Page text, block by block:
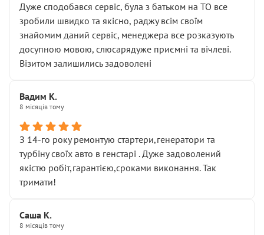
Дуже сподобався сервіс, була з батьком на ТО все
зробили швидко та якісно, раджу всім своїм
знайомим даний сервіс, менеджера все розказують
досупною мовою, слюсарядуже приємні та вічлеві.
Візитом залишились задоволені
Вадим К.
8 місяців тому
З 14-го року ремонтую стартери,генератори та
турбіну своїх авто в генстарі . Дуже задоволений
якістю робіт,гарантією,сроками виконання. Так
тримати!
Саша К.
8 місяців тому